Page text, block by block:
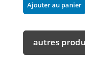
Ajouter au panier
autres